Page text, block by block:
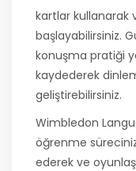
kartlar kullanarak
başlayabilirsiniz.
konuşma pratiği
kaydederek
geliştirebilirsiniz.
Wimbledon
öğrenme
ederek ve